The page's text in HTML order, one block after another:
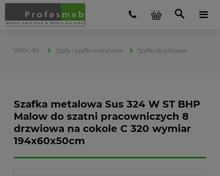
Szafy i szafki metalowe Szafki skrytkowe
Szafka metalowa Sus 324 W ST BHP
Malow do szatni pracowniczych 8
drzwiowa na cokole C 320 wymiar
194x60x50cm